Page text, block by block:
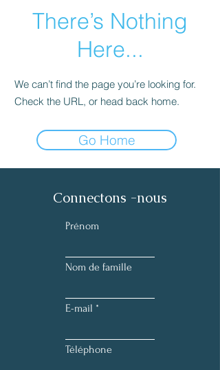
There’s Nothing
Here...
We can’t find the page you’re looking for.
Check the URL, or head back home.
Go Home
Connectons -nous
Prénom
Nom de famille
E-mail
Téléphone